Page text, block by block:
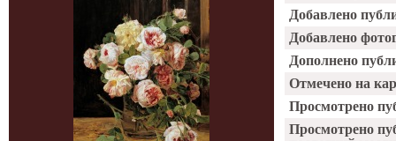
Добавлено
Добавлено
Дополнено
Отмечено на
Просмотрено
Просмотрено